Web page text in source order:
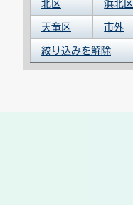
北区 浜北区
天竜区 市外
絞り込みを解除